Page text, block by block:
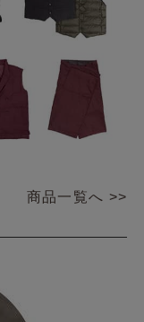
商品一覧へ >>